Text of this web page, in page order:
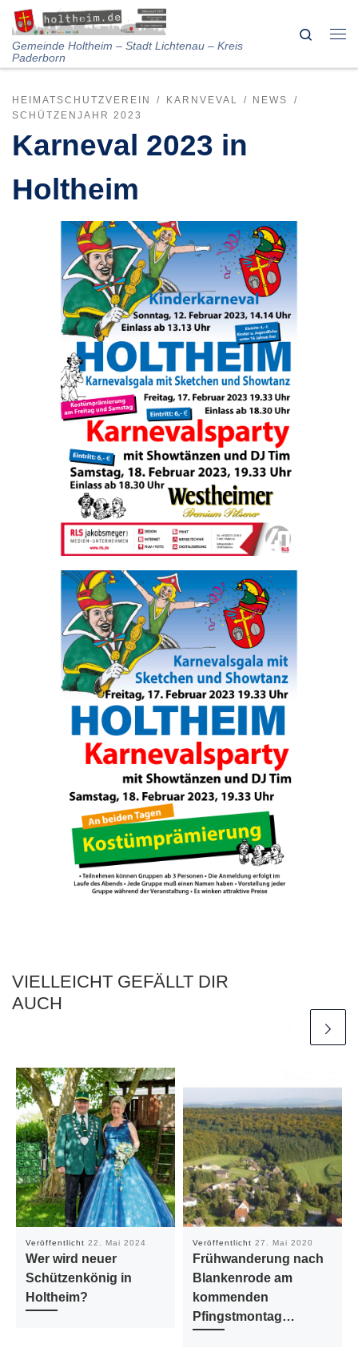
Skip to content
Gemeinde Holtheim – Stadt Lichtenau – Kreis
Paderborn
Search
HEIMATSCHUTZVEREIN KARNVEVAL
NEWS
SCHÜTZENJAHR 2023
Karneval 2023 in
Holtheim
VIELLEICHT GEFÄLLT DIR
AUCH
Veröffentlicht 22. Mai 2024
Wer wird neuer
Schützenkönig in
Holtheim?
Veröffentlicht 27. Mai 2020
Frühwanderung nach
Blankenrode am
kommenden
Pfingstmontag…